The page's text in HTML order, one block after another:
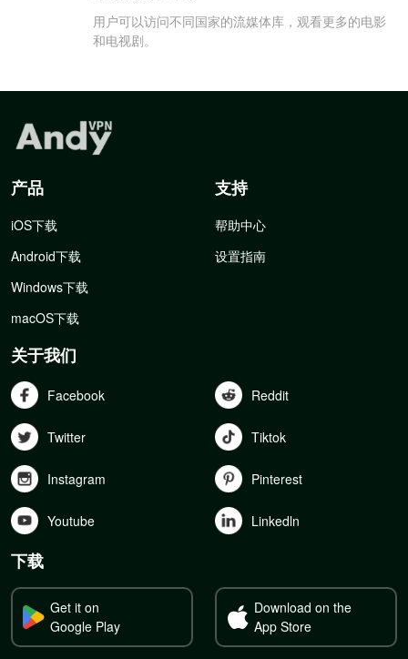
用户可以访问不同国家的流媒体库，观看更多的电影
和电视剧。
产品
iOS下载
Android下载
Windows下载
macOS下载
支持
帮助中心
设置指南
关于我们
Facebook Reddit
Twitter Tiktok
Instagram Pinterest
Youtube Linkedln
下载
Get it on
Google Play
Download on the
App Store